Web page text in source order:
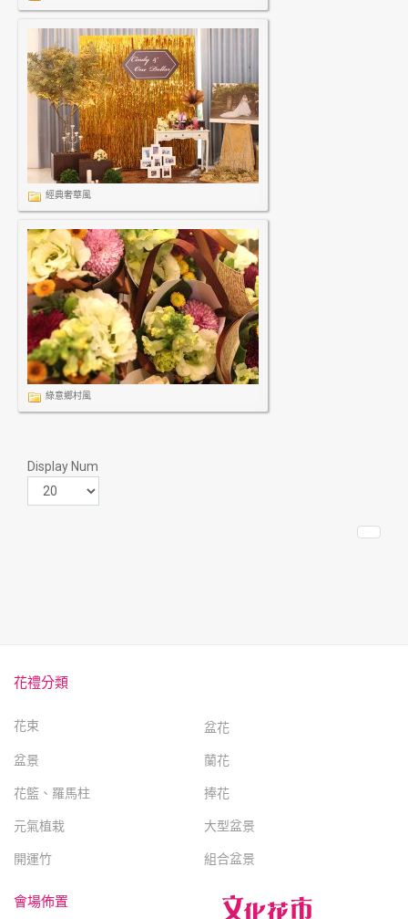
經典奢華風
綠意鄉村風
Display Num
花禮分類
花束 盆花
盆景 蘭花
花籃、羅馬柱 捧花
元氣植栽 大型盆景
開運竹 組合盆景
會場佈置